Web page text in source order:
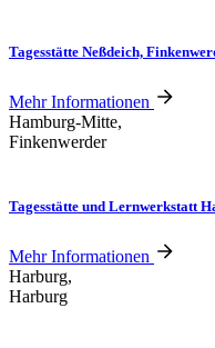
Tagesstätte Neßdeich,
Mehr Informationen
Hamburg-Mitte,
Finkenwerder
Tagesstätte und Lernwerkstatt
Mehr Informationen
Harburg,
Harburg